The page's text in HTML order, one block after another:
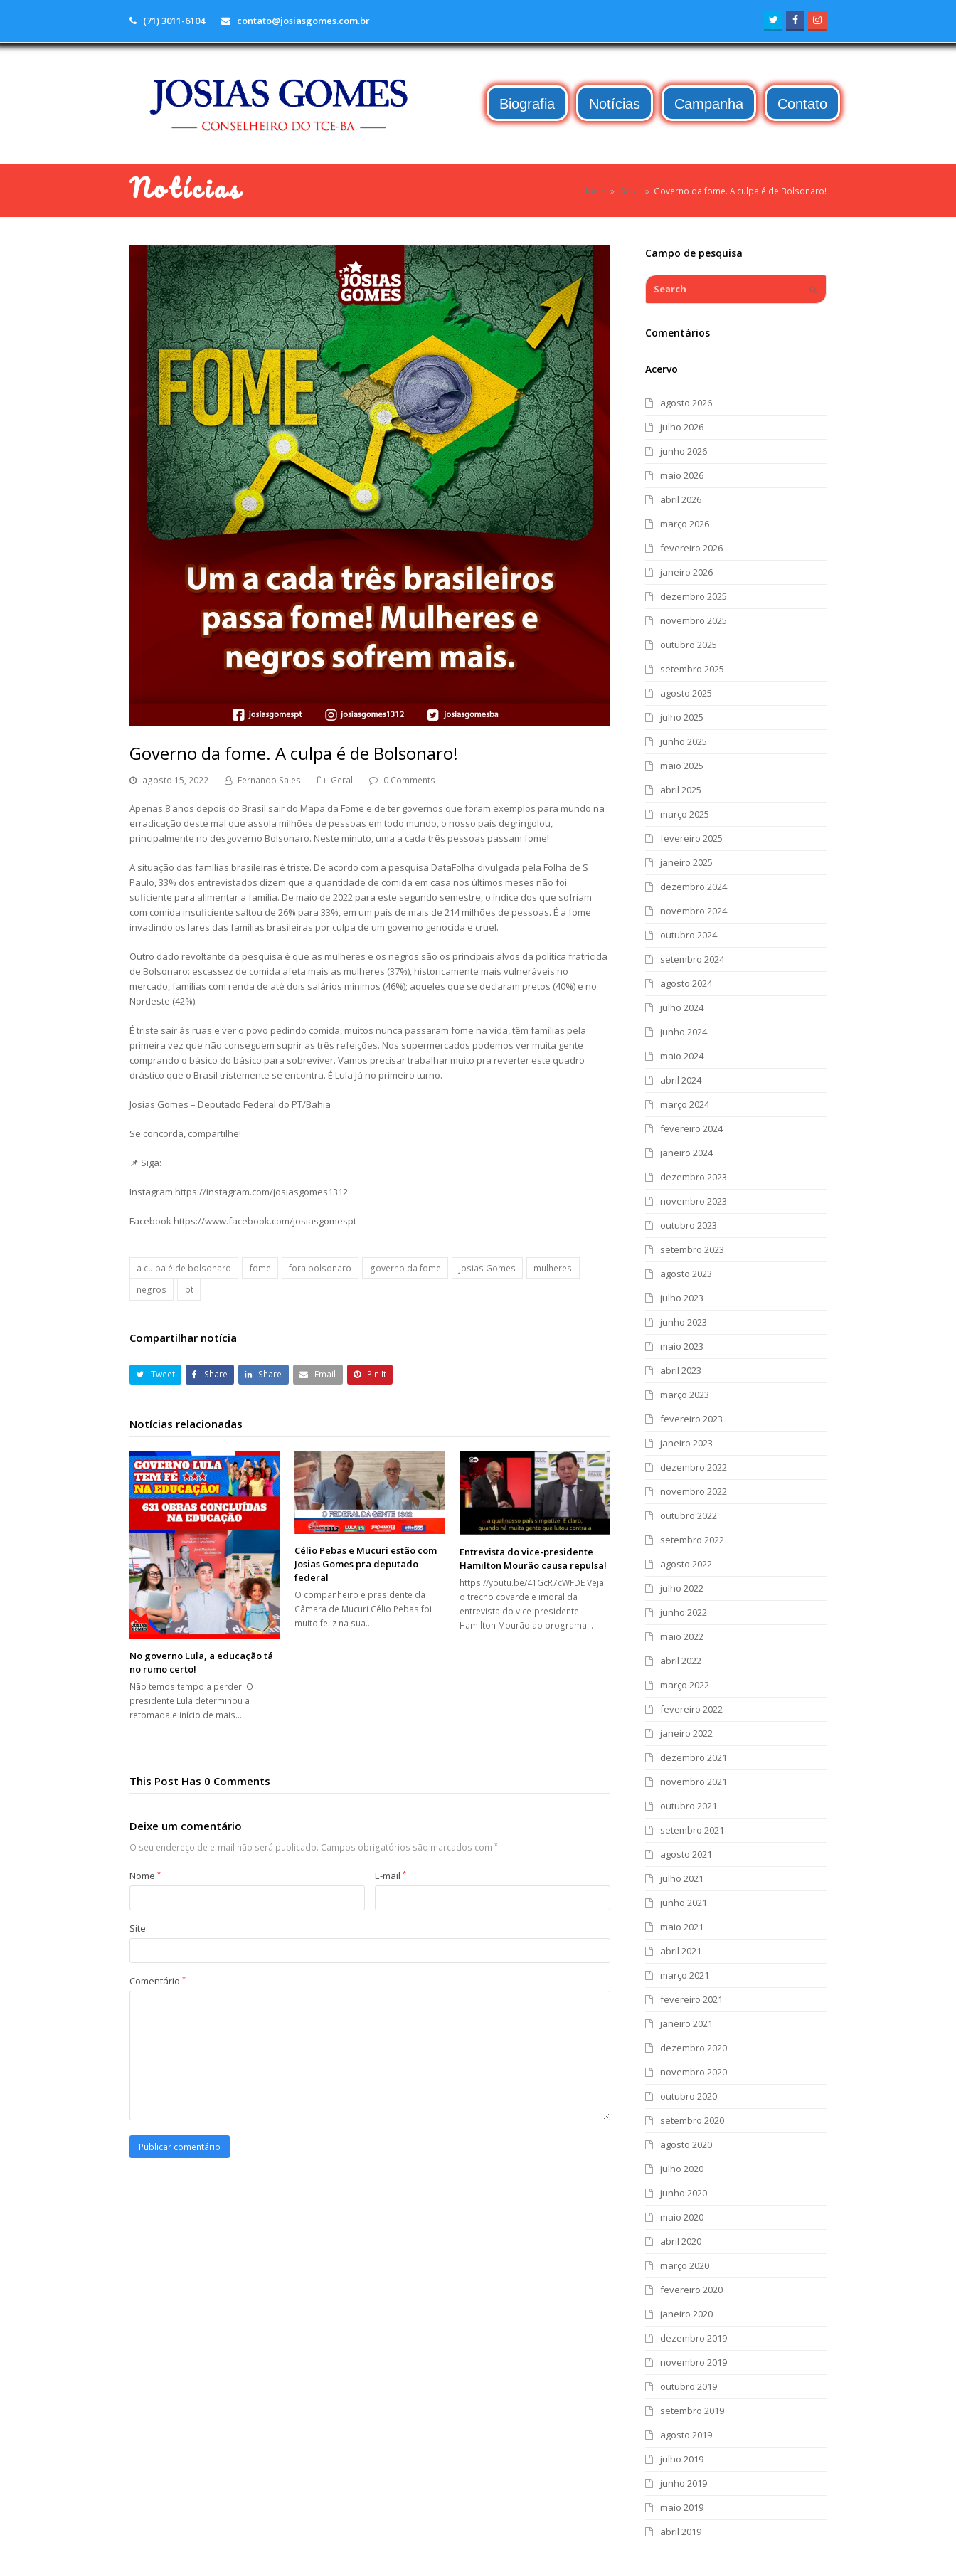
(71) 3011-6104 contato@josiasgomes.com.br TwitterFacebook
Biografia Notícias Campanha Contato
Notícias Home » Geral » Governo da fome. A culpa é de Bolsonaro!
Governo da fome. A culpa é de Bolsonaro!
agosto 15, 2022 Fernando Sales Geral 0 Comments
Apenas 8 anos depois do Brasil sair do Mapa da Fome e de ter governos que foram exemplos para mundo na
erradicação deste mal que assola milhões de pessoas em todo mundo, o nosso país degringolou,
principalmente no desgoverno Bolsonaro. Neste minuto, uma a cada três pessoas passam fome!
A situação das famílias brasileiras é triste. De acordo com a pesquisa DataFolha divulgada pela Folha de S
Paulo, 33% dos entrevistados dizem que a quantidade de comida em casa nos últimos meses não foi
suficiente para alimentar a família. De maio de 2022 para este segundo semestre, o índice dos que sofriam
com comida insuficiente saltou de 26% para 33%, em um país de mais de 214 milhões de pessoas. É a fome
invadindo os lares das famílias brasileiras por culpa de um governo genocida e cruel.
Outro dado revoltante da pesquisa é que as mulheres e os negros são os principais alvos da política fratricida
de Bolsonaro: escassez de comida afeta mais as mulheres (37%), historicamente mais vulneráveis no
mercado, famílias com renda de até dois salários mínimos (46%); aqueles que se declaram pretos (40%) e no
Nordeste (42%).
É triste sair às ruas e ver o povo pedindo comida, muitos nunca passaram fome na vida, têm famílias pela
primeira vez que não conseguem suprir as três refeições. Nos supermercados podemos ver muita gente
comprando o básico do básico para sobreviver. Vamos precisar trabalhar muito pra reverter este quadro
drástico que o Brasil tristemente se encontra. É Lula Já no primeiro turno.
Josias Gomes – Deputado Federal do PT/Bahia
Se concorda, compartilhe!
📌 Siga:
Instagram https://instagram.com/josiasgomes1312
Facebook https://www.facebook.com/josiasgomespt
a culpa é de bolsonaro fome fora bolsonaro governo da fome Josias Gomes
mulheres
negros
pt
Compartilhar notícia
Tweet Share Share Email Pin It
Notícias relacionadas
No governo Lula, a educação tá
no rumo certo!
Não temos tempo a perder. O
presidente Lula determinou a
retomada e início de mais…
Célio Pebas e Mucuri estão com
Josias Gomes pra deputado
federal
O companheiro e presidente da
Câmara de Mucuri Célio Pebas foi
muito feliz na sua…
Entrevista do vice-presidente
Hamilton Mourão causa repulsa!
https://youtu.be/41GcR7cWFDE Veja
o trecho covarde e imoral da
entrevista do vice-presidente
Hamilton Mourão ao programa…
This Post Has 0 Comments
Deixe um comentário
O seu endereço de e-mail não será publicado. Campos obrigatórios são marcados com *
Nome * E-mail *
Site
Comentário *
Campo de pesquisa
Search
Comentários
Acervo
agosto 2026
julho 2026
junho 2026
maio 2026
abril 2026
março 2026
fevereiro 2026
janeiro 2026
dezembro 2025
novembro 2025
outubro 2025
setembro 2025
agosto 2025
julho 2025
junho 2025
maio 2025
abril 2025
março 2025
fevereiro 2025
janeiro 2025
dezembro 2024
novembro 2024
outubro 2024
setembro 2024
agosto 2024
julho 2024
junho 2024
maio 2024
abril 2024
março 2024
fevereiro 2024
janeiro 2024
dezembro 2023
novembro 2023
outubro 2023
setembro 2023
agosto 2023
julho 2023
junho 2023
maio 2023
abril 2023
março 2023
fevereiro 2023
janeiro 2023
dezembro 2022
novembro 2022
outubro 2022
setembro 2022
agosto 2022
julho 2022
junho 2022
maio 2022
abril 2022
março 2022
fevereiro 2022
janeiro 2022
dezembro 2021
novembro 2021
outubro 2021
setembro 2021
agosto 2021
julho 2021
junho 2021
maio 2021
abril 2021
março 2021
fevereiro 2021
janeiro 2021
dezembro 2020
novembro 2020
outubro 2020
setembro 2020
agosto 2020
julho 2020
junho 2020
maio 2020
abril 2020
março 2020
fevereiro 2020
janeiro 2020
dezembro 2019
novembro 2019
outubro 2019
setembro 2019
agosto 2019
julho 2019
junho 2019
maio 2019
abril 2019